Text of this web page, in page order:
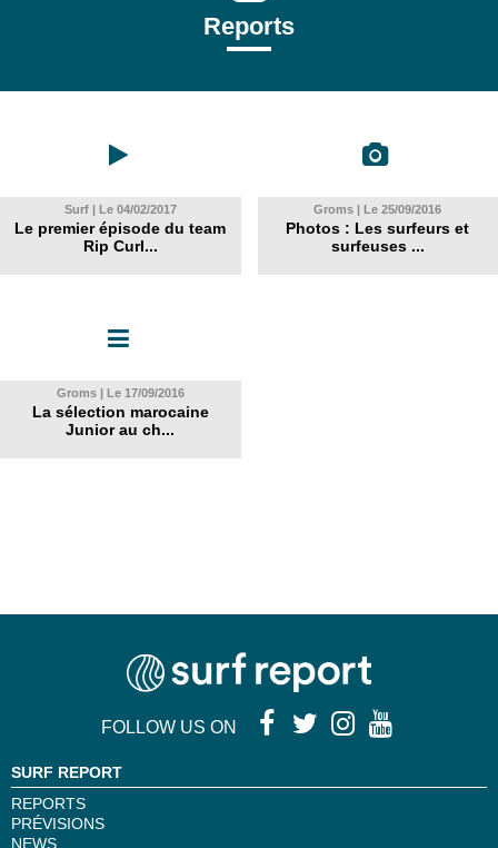
Reports
Surf | Le 04/02/2017
Le premier épisode du team
Rip Curl...
Groms | Le 25/09/2016
Photos : Les surfeurs et
surfeuses ...
Groms | Le 17/09/2016
La sélection marocaine
Junior au ch...
FOLLOW US ON
SURF REPORT
REPORTS
PRÉVISIONS
NEWS